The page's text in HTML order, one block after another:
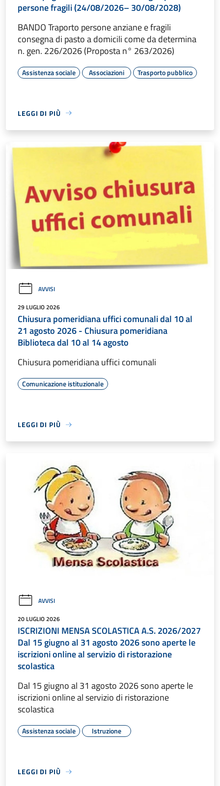
persone fragili (24/08/2026– 30/08/2028)
BANDO Traporto persone anziane e fragili
consegna di pasto a domicili come da determina
n. gen. 226/2026 (Proposta n° 263/2026)
Assistenza sociale Associazioni Trasporto pubblico
LEGGI DI PIÙ
AVVISI
29 LUGLIO 2026
Chiusura pomeridiana uffici comunali dal 10 al
21 agosto 2026 - Chiusura pomeridiana
Biblioteca dal 10 al 14 agosto
Chiusura pomeridiana uffici comunali
Comunicazione istituzionale
LEGGI DI PIÙ
AVVISI
20 LUGLIO 2026
ISCRIZIONI MENSA SCOLASTICA A.S. 2026/2027
Dal 15 giugno al 31 agosto 2026 sono aperte le
iscrizioni online al servizio di ristorazione
scolastica
Dal 15 giugno al 31 agosto 2026 sono aperte le
iscrizioni online al servizio di ristorazione
scolastica
Assistenza sociale Istruzione
LEGGI DI PIÙ